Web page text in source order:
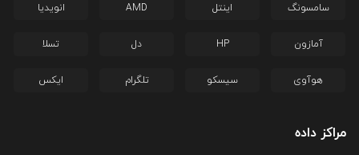
سامسونگ اینتل AMD انویدیا
آمازون HP دل تسلا
هوآوی سیسکو تلگرام ایکس
مراکز داده